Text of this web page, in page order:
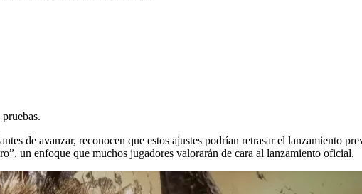
de avanzar, reconocen que estos ajustes podrían retrasar el lanzamiento
un enfoque que muchos jugadores valorarán de cara al lanzamiento oficial.